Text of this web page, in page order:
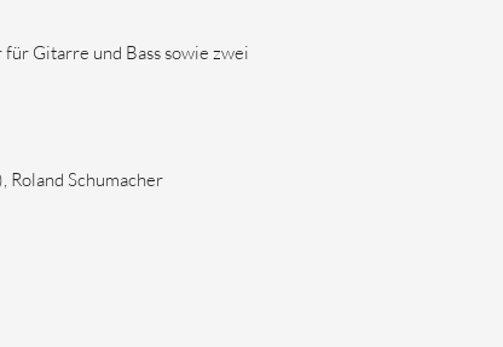
Gitarre und Bass sowie zwei
Roland Schumacher